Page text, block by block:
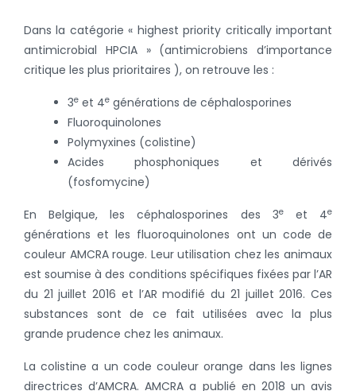
Dans la catégorie « highest priority critically important
antimicrobial HPCIA » (antimicrobiens d’importance
critique les plus prioritaires ), on retrouve les :
3e et 4e générations de céphalosporines
Fluoroquinolones
Polymyxines (colistine)
Acides phosphoniques et dérivés
(fosfomycine)
En Belgique, les céphalosporines des 3eet 4e
générations et les fluoroquinolones ont un code de
couleur AMCRA rouge. Leur utilisation chez les animaux
est soumise à des conditions spécifiques fixées par l’AR
du 21 juillet 2016 et l’AR modifié du 21 juillet 2016. Ces
substances sont de ce fait utilisées avec la plus
grande prudence chez les animaux.
La colistine a un code couleur orange dans les lignes
directrices d’AMCRA. AMCRA a publié en 2018 un avis